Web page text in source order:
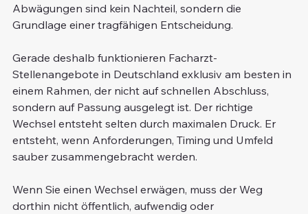
Abwägungen sind kein Nachteil, sondern die
Grundlage einer tragfähigen Entscheidung.
Gerade deshalb funktionieren Facharzt-
Stellenangebote in Deutschland exklusiv am besten in
einem Rahmen, der nicht auf schnellen Abschluss,
sondern auf Passung ausgelegt ist. Der richtige
Wechsel entsteht selten durch maximalen Druck. Er
entsteht, wenn Anforderungen, Timing und Umfeld
sauber zusammengebracht werden.
Wenn Sie einen Wechsel erwägen, muss der Weg
dorthin nicht öffentlich, aufwendig oder